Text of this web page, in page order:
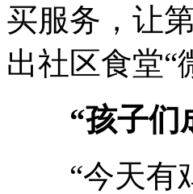
买服务，让
出社区食堂“
“孩子们
“今天有鸡